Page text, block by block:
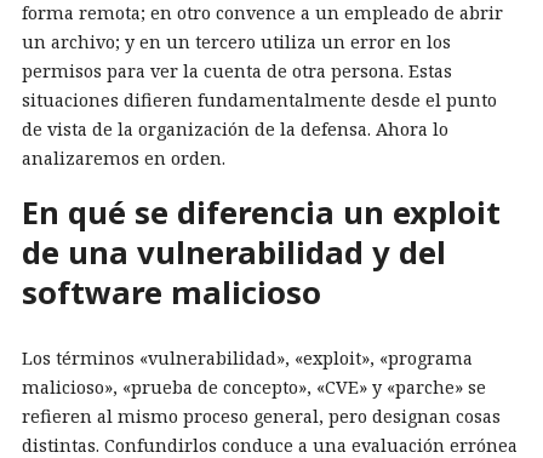
forma remota; en otro convence a un empleado de abrir
un archivo; y en un tercero utiliza un error en los
permisos para ver la cuenta de otra persona. Estas
situaciones difieren fundamentalmente desde el punto
de vista de la organización de la defensa. Ahora lo
analizaremos en orden.
En qué se diferencia un exploit
de una vulnerabilidad y del
software malicioso
Los términos «vulnerabilidad», «exploit», «programa
malicioso», «prueba de concepto», «CVE» y «parche» se
refieren al mismo proceso general, pero designan cosas
distintas. Confundirlos conduce a una evaluación errónea